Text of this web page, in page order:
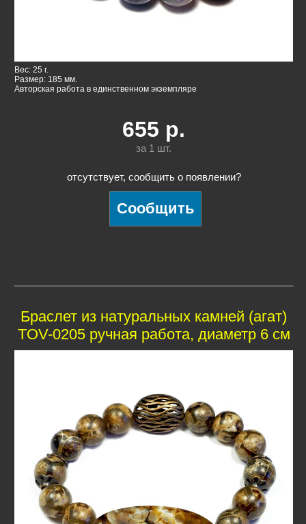
Вес: 25 г.
Размер: 185 мм.
Авторская работа в единственном экземпляре
655 р.
за 1 шт.
отсутствует, сообщить о появлении?
Браслет из натуральных камней (агат)
TOV-0205 ручная работа, диаметр 6 см